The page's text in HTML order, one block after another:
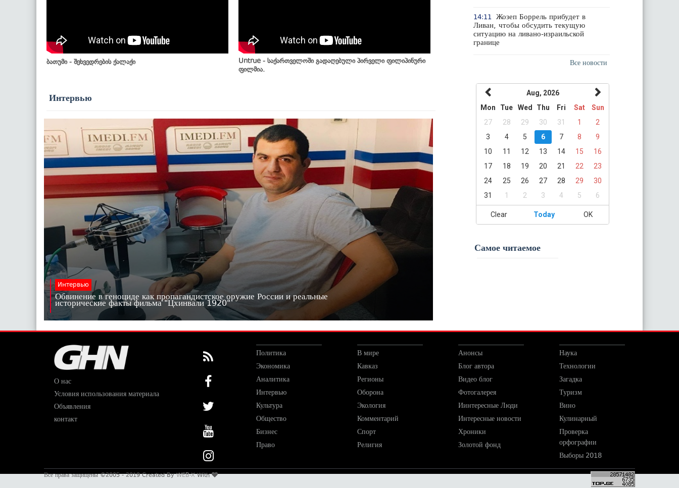
ბათუმი - შეხვედრების ქალაქი
Untrue - საქართველოში გადაღებული პირველი ფილიპინური
ფილმია.
Интервью
Интервью
Обвинение в геноциде как пропагандистское оружие России и реальные
исторические факты фильма "Цхинвали 1920"
14:11
Жозеп Боррель прибудет в
Ливан, чтобы обсудить текущую
ситуацию на ливано-израильской
границе
Все новости
Aug, 2026
Mon
Tue Wed Thu Fri Sat
Sun
27
28 29 30 31 1
2
3
4 5 6 7 8
9
10
11 12 13 14 15
16
17
18 19 20 21 22
23
24
25 26 27 28 29
30
31
1 2 3 4 5 6
Clear Today OK
Самое читаемое
О нас
Условия использования материала
Объявления
контакт
Политика
Экономика
Аналитика
Интервью
Культура
Общество
Бизнес
Право
В мире
Кавказ
Регионы
Оборона
Экология
Комментарий
Спорт
Религия
Анонсы
Блог автора
Видео блог
Фотогалерея
Иинтересные Люди
Интересные новости
Хроники
Золотой фонд
Наука
Технологии
Загадка
Туризм
Вино
Кулинарный
Проверка
орфографии
Выборы 2018
Все права защищены ©2005 - 2019 Created ByWEB-XWith